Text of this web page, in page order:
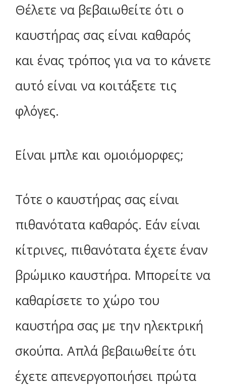
Θέλετε να βεβαιωθείτε ότι ο
καυστήρας σας είναι καθαρός
και ένας τρόπος για να το κάνετε
αυτό είναι να κοιτάξετε τις
φλόγες.
Είναι μπλε και ομοιόμορφες;
Τότε ο καυστήρας σας είναι
πιθανότατα καθαρός. Εάν είναι
κίτρινες, πιθανότατα έχετε έναν
βρώμικο καυστήρα. Μπορείτε να
καθαρίσετε το χώρο του
καυστήρα σας με την ηλεκτρική
σκούπα. Απλά βεβαιωθείτε ότι
έχετε απενεργοποιήσει πρώτα